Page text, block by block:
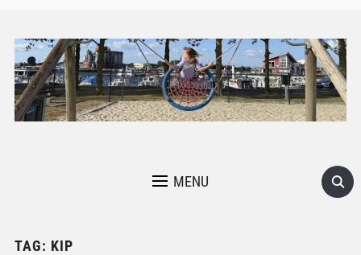
MENU
TAG: KIP